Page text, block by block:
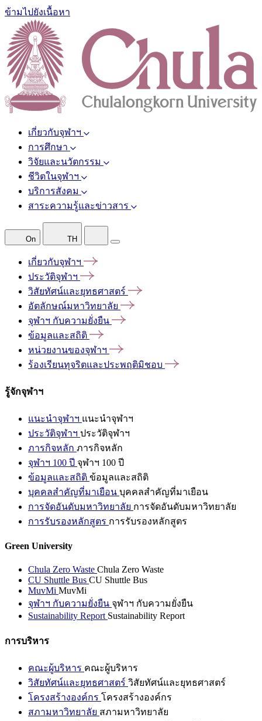
ข้ามไปยังเนื้อหา
เกี่ยวกับจุฬาฯ
การศึกษา
วิจัยและนวัตกรรม
ชีวิตในจุฬาฯ
บริการสังคม
สาระความรู้และข่าวสาร
On TH
เกี่ยวกับจุฬาฯ
ประวัติจุฬาฯ
วิสัยทัศน์และยุทธศาสตร์
อัตลักษณ์มหาวิทยาลัย
จุฬาฯ กับความยั่งยืน
ข้อมูลและสถิติ
หน่วยงานของจุฬาฯ
ร้องเรียนทุจริตและประพฤติมิชอบ
รู้จักจุฬาฯ
แนะนำจุฬาฯ แนะนำจุฬาฯ
ประวัติจุฬาฯ ประวัติจุฬาฯ
ภารกิจหลัก ภารกิจหลัก
จุฬาฯ 100 ปี จุฬาฯ 100 ปี
ข้อมูลและสถิติ ข้อมูลและสถิติ
บุคคลสำคัญที่มาเยือน บุคคลสำคัญที่มาเยือน
การจัดอันดับมหาวิทยาลัย การจัดอันดับมหาวิทยาลัย
การรับรองหลักสูตร การรับรองหลักสูตร
Green University
Chula Zero Waste Chula Zero Waste
CU Shuttle Bus CU Shuttle Bus
MuvMi MuvMi
จุฬาฯ กับความยั่งยืน จุฬาฯ กับความยั่งยืน
Sustainability Report Sustainability Report
การบริหาร
คณะผู้บริหาร คณะผู้บริหาร
วิสัยทัศน์และยุทธศาสตร์ วิสัยทัศน์และยุทธศาสตร์
โครงสร้างองค์กร โครงสร้างองค์กร
สภามหาวิทยาลัย สภามหาวิทยาลัย